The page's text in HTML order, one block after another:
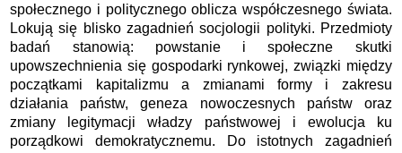
społecznego i politycznego oblicza współczesnego świata.
Lokują się blisko zagadnień socjologii polityki. Przedmioty
badań stanowią: powstanie i społeczne skutki
upowszechnienia się gospodarki rynkowej, związki między
początkami kapitalizmu a zmianami formy i zakresu
działania państw, geneza nowoczesnych państw oraz
zmiany legitymacji władzy państwowej i ewolucja ku
porządkowi demokratycznemu. Do istotnych zagadnień